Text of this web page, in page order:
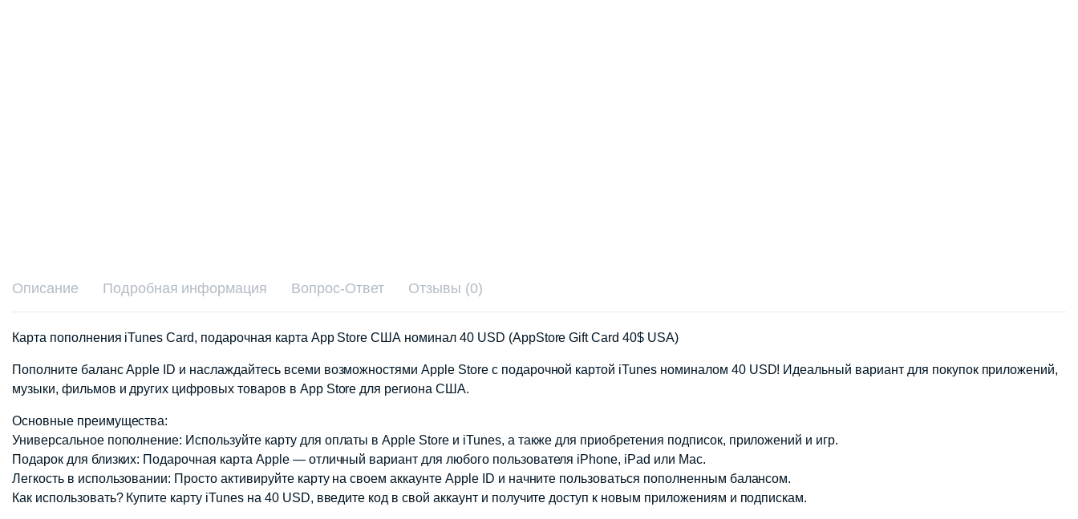
Описание Подробная информация Вопрос-Ответ Отзывы (0)
Карта пополнения iTunes Card, подарочная карта App Store США номинал 40 USD (AppStore Gift Card 40$ USA)
Пополните баланс Apple ID и наслаждайтесь всеми возможностями Apple Store с подарочной картой iTunes номиналом 40 USD! Идеальный вариант для покупок приложений,
музыки, фильмов и других цифровых товаров в App Store для региона США.
Основные преимущества:
Универсальное пополнение: Используйте карту для оплаты в Apple Store и iTunes, а также для приобретения подписок, приложений и игр.
Подарок для близких: Подарочная карта Apple — отличный вариант для любого пользователя iPhone, iPad или Mac.
Легкость в использовании: Просто активируйте карту на своем аккаунте Apple ID и начните пользоваться пополненным балансом.
Как использовать? Купите карту iTunes на 40 USD, введите код в свой аккаунт и получите доступ к новым приложениям и подпискам.